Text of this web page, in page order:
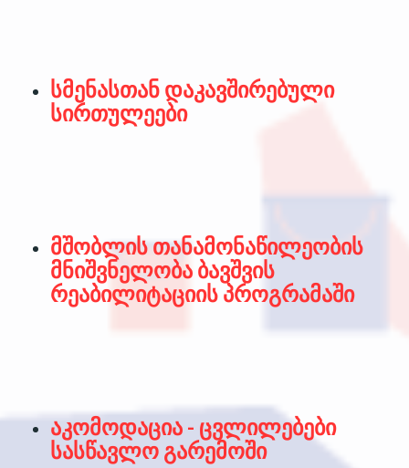
სმენასთან დაკავშირებული
სირთულეები
მშობლის თანამონაწილეობის
მნიშვნელობა ბავშვის
რეაბილიტაციის პროგრამაში
აკომოდაცია - ცვლილებები
სასწავლო გარემოში